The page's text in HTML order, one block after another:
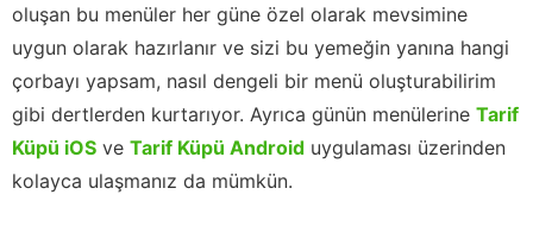
oluşan bu menüler her güne özel olarak mevsimine
uygun olarak hazırlanır ve sizi bu yemeğin yanına hangi
çorbayı yapsam, nasıl dengeli bir menü oluşturabilirim
gibi dertlerden kurtarıyor. Ayrıca günün menülerine Tarif
Küpü iOS ve Tarif Küpü Android uygulaması üzerinden
kolayca ulaşmanız da mümkün.